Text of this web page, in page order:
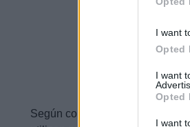
I want
Opted
I want
Opted
I want
Según como lo indica en el